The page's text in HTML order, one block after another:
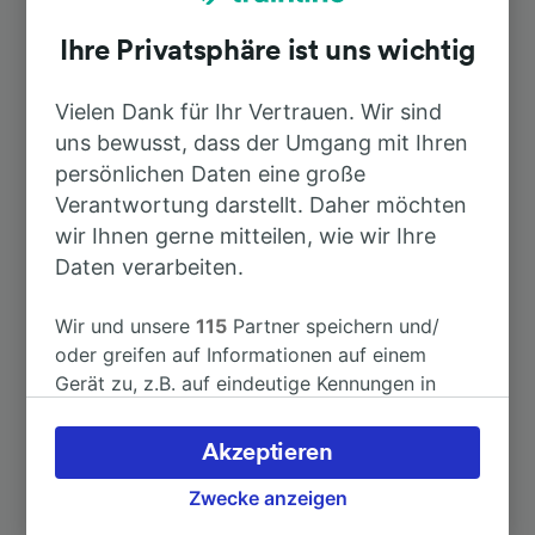
Nach Varese 15min
Nach Milano Porta Garibaldi 51min
Nach Besnate 27min
Nach Besozzo 47min
Nach Bologna Centrale
Ihre Privatsphäre ist uns wichtig
Vielen Dank für Ihr Vertrauen. Wir sind
uns bewusst, dass der Umgang mit Ihren
persönlichen Daten eine große
Verantwortung darstellt. Daher möchten
wir Ihnen gerne mitteilen, wie wir Ihre
Daten verarbeiten.
Wir und unsere115 Partner speichern und/
oder greifen auf Informationen auf einem
Gerät zu, z.B. auf eindeutige Kennungen in
verarbeiten. Sie können Ihre Präferenzen
akzeptieren oder verwalten, einschließlich
Ihres Widerspruchsrechts bei berechtigtem
Zwecke anzeigen
Akzeptieren